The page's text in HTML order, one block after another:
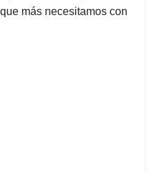
más necesitamos con